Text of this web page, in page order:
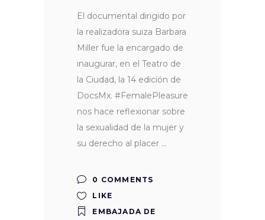
El documental dirigido por
la realizadora suiza Barbara
Miller fue la encargado de
inaugurar, en el Teatro de
la Ciudad, la 14 edición de
DocsMx. #FemalePleasure
nos hace reflexionar sobre
la sexualidad de la mujer y
su derecho al placer
0 COMMENTS
LIKE
EMBAJADA DE